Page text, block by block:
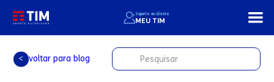
Suporte ao cliente
MEU TIM
< voltar para blog